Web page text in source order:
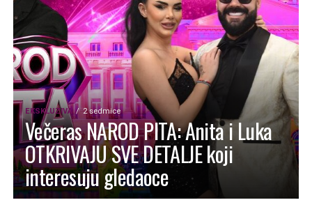
EKSKLUZIVA 2 sedmice
Večeras NAROD PITA: Anita i Luka
OTKRIVAJU SVE DETALJE koji
interesuju gledaoce